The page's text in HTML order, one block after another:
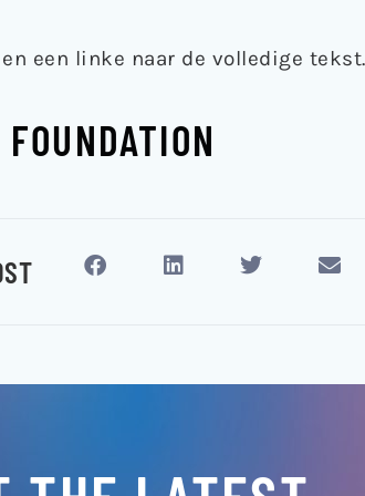
een linke naar de volledige tekst.